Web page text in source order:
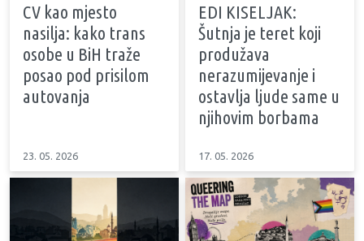
CV kao mjesto
nasilja: kako trans
osobe u BiH traže
posao pod prisilom
autovanja
23. 05. 2026
EDI KISELJAK:
Šutnja je teret koji
produžava
nerazumijevanje i
ostavlja ljude same u
njihovim borbama
17. 05. 2026